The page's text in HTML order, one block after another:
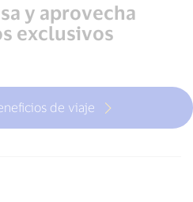
y aprovecha
exclusivos
de viaje